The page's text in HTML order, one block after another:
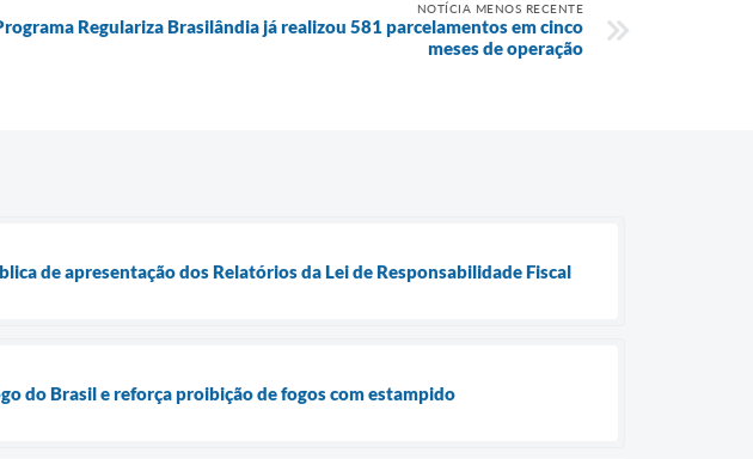
NOTÍCIA MENOS RECENTE
Regulariza Brasilândia já realizou 581 parcelamentos em cinco
meses de operação
de apresentação dos Relatórios da Lei de Responsabilidade Fiscal
do Brasil e reforça proibição de fogos com estampido